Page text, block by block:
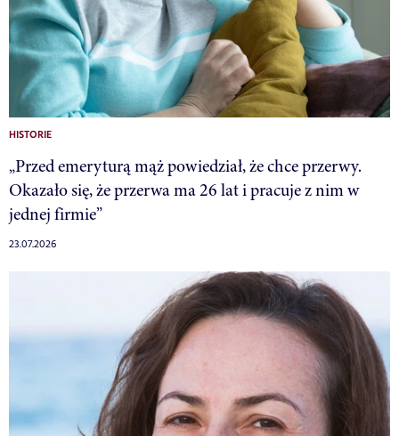
HISTORIE
„Przed emeryturą mąż powiedział, że chce przerwy.
Okazało się, że przerwa ma 26 lat i pracuje z nim w
jednej firmie”
23.07.2026